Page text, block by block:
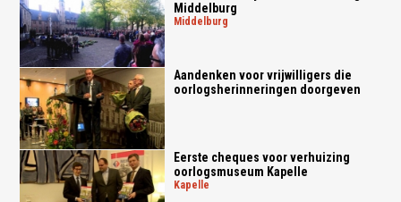
Middelburg
middelburg
Aandenken voor vrijwilligers die
oorlogsherinneringen doorgeven
Eerste cheques voor verhuizing
oorlogsmuseum Kapelle
kapelle